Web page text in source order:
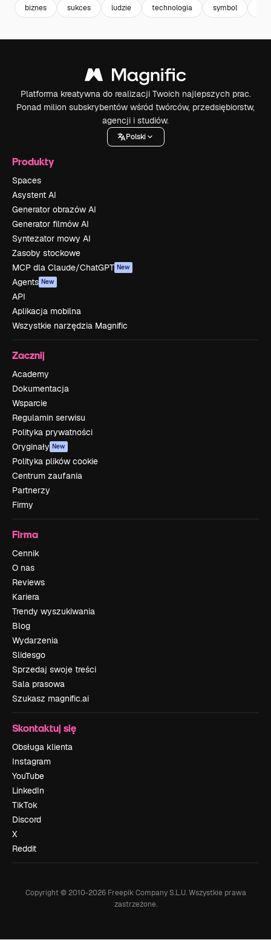
biznes sukces ludzie technologia symbol
Platforma kreatywna do realizacji Twoich najlepszych prac.
Ponad milion subskrybentów wśród twórców, przedsiębiorstw,
agencji i studiów.
Polski
Produkty
Spaces
Asystent AI
Generator obrazów AI
Generator filmów AI
Syntezator mowy AI
Zasoby stockowe
MCP dla Claude/ChatGPT New
Agents New
API
Aplikacja mobilna
Wszystkie narzędzia Magnific
Zacznij
Academy
Dokumentacja
Wsparcie
Regulamin serwisu
Polityka prywatności
Oryginały New
Polityka plików cookie
Centrum zaufania
Partnerzy
Firmy
Firma
Cennik
O nas
Reviews
Kariera
Trendy wyszukiwania
Blog
Wydarzenia
Slidesgo
Sprzedaj swoje treści
Sala prasowa
Szukasz magnific.ai
Skontaktuj się
Obsługa klienta
Instagram
YouTube
LinkedIn
TikTok
Discord
X
Reddit
Copyright © 2010-2026Freepik Company S.L.U. Wszystkie prawa
zastrzeżone.